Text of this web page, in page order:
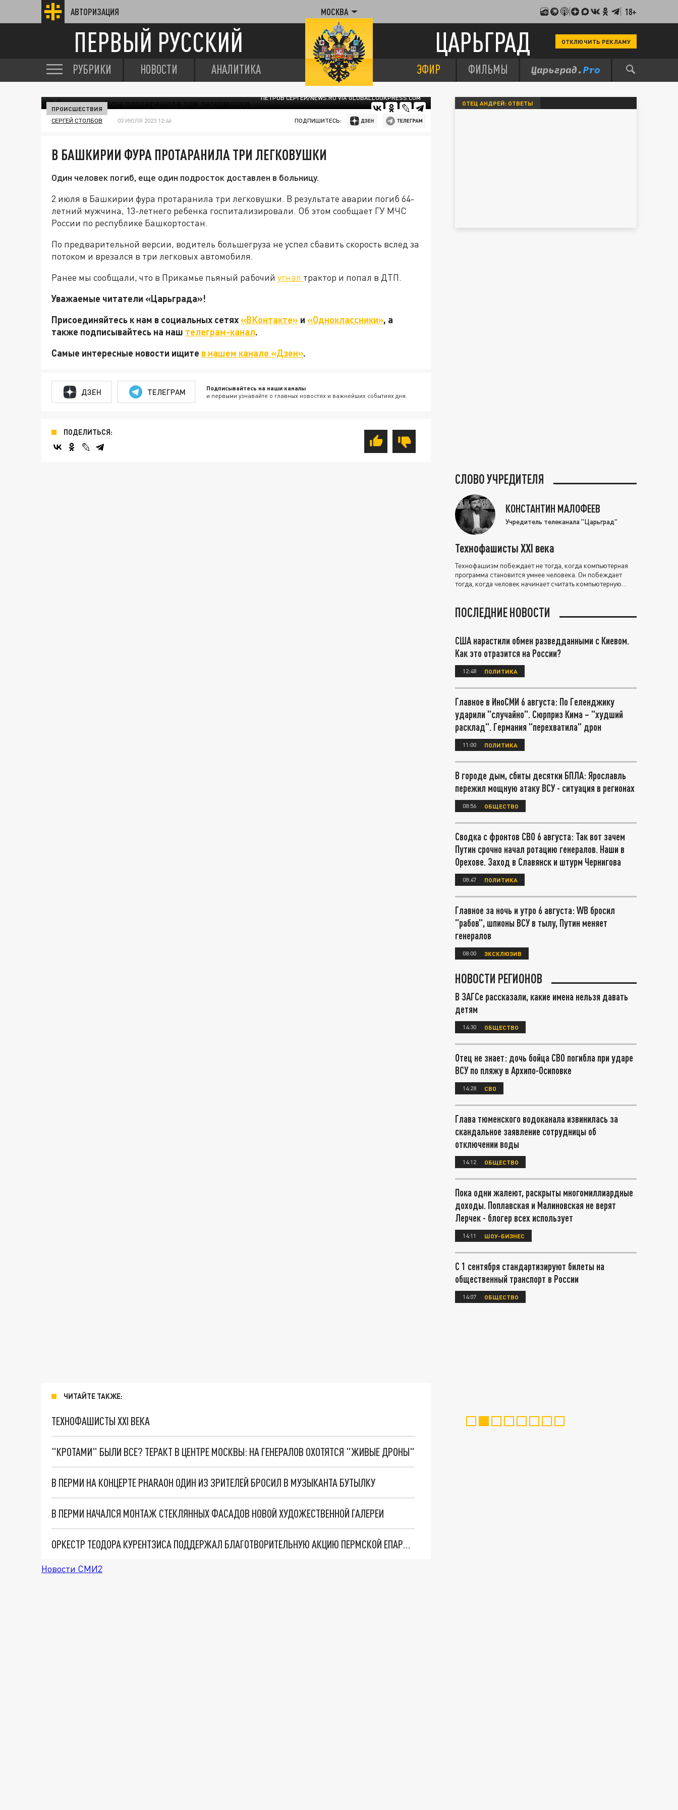
АВТОРИЗАЦИЯ МОСКВА 18+
ПЕРВЫЙ РУССКИЙ ЦАРЬГРАД ОТКЛЮЧИТЬ РЕКЛАМУ
РУБРИКИ НОВОСТИ АНАЛИТИКА ЭФИР ФИЛЬМЫ
ПЕТРОВ СЕРГЕЙ/NEWS.RU VIA GLOBALLOOKPRESS.COM
ПРОИСШЕСТВИЯ
СЕРГЕЙ СТОЛБОВ 03 ИЮЛЯ 2023 12:46 ПОДПИШИТЕСЬ:
В БАШКИРИИ ФУРА ПРОТАРАНИЛА ТРИ ЛЕГКОВУШКИ
Один человек погиб, еще один подросток доставлен в больницу.
2 июля в Башкирии фура протаранила три легковушки. В результате аварии погиб 64-
летний мужчина, 13-летнего ребенка госпитализировали. Об этом сообщает ГУ МЧС
России по республике Башкортостан.
По предварительной версии, водитель большегруза не успел сбавить скорость вслед за
потоком и врезался в три легковых автомобиля.
Ранее мы сообщали, что в Прикамье пьяный рабочий угнал трактор и попал в ДТП.
Уважаемые читатели «Царьграда»!
Присоединяйтесь к нам в социальных сетях«ВКонтакте» и «Одноклассники», а
также подписывайтесь на наш телеграм-канал.
Самые интересные новости ищите в нашем канале «Дзен».
ДЗЕН ТЕЛЕГРАМ Подписывайтесь на наши каналы
и первыми узнавайте о главных новостях и важнейших событиях дня.
ПОДЕЛИТЬСЯ:
ЧИТАЙТЕ ТАКЖЕ:
ТЕХНОФАШИСТЫ XXI ВЕКА
"КРОТАМИ" БЫЛИ ВСЕ? ТЕРАКТ В ЦЕНТРЕ МОСКВЫ: НА ГЕНЕРАЛОВ ОХОТЯТСЯ "ЖИВЫЕ ДРОНЫ"
В ПЕРМИ НА КОНЦЕРТЕ PHARAOH ОДИН ИЗ ЗРИТЕЛЕЙ БРОСИЛ В МУЗЫКАНТА БУТЫЛКУ
В ПЕРМИ НАЧАЛСЯ МОНТАЖ СТЕКЛЯННЫХ ФАСАДОВ НОВОЙ ХУДОЖЕСТВЕННОЙ ГАЛЕРЕИ
ОРКЕСТР ТЕОДОРА КУРЕНТЗИСА ПОДДЕРЖАЛ БЛАГОТВОРИТЕЛЬНУЮ АКЦИЮ ПЕРМСКОЙ ЕПАРХИИ
Новости СМИ2
ОТЕЦ АНДРЕЙ: ОТВЕТЫ
СЛОВО УЧРЕДИТЕЛЯ
КОНСТАНТИН МАЛОФЕЕВ
Учредитель телеканала "Царьград"
Технофашисты XXI века
Технофашизм побеждает не тогда, когда компьютерная
программа становится умнее человека. Он побеждает
тогда, когда человек начинает считать компьютерную
ПОСЛЕДНИЕ НОВОСТИ
США нарастили обмен разведданными с Киевом.
Как это отразится на России?
12:48 ПОЛИТИКА
Главное в ИноСМИ 6 августа: По Геленджику
ударили "случайно". Сюрприз Кима – "худший
расклад". Германия "перехватила" дрон
11:00 ПОЛИТИКА
В городе дым, сбиты десятки БПЛА: Ярославль
пережил мощную атаку ВСУ - ситуация в регионах
08:56 ОБЩЕСТВО
Сводка с фронтов СВО 6 августа: Так вот зачем
Путин срочно начал ротацию генералов. Наши в
Орехове. Заход в Славянск и штурм Чернигова
08:47 ПОЛИТИКА
Главное за ночь и утро 6 августа: WB бросил
"рабов", шпионы ВСУ в тылу, Путин меняет
генералов
08:00 ЭКСКЛЮЗИВ
НОВОСТИ РЕГИОНОВ
В ЗАГСе рассказали, какие имена нельзя давать
детям
14:30 ОБЩЕСТВО
Отец не знает: дочь бойца СВО погибла при ударе
ВСУ по пляжу в Архипо-Осиповке
14:28 СВО
Глава тюменского водоканала извинилась за
скандальное заявление сотрудницы об
отключении воды
14:12 ОБЩЕСТВО
Пока одни жалеют, раскрыты многомиллиардные
доходы. Поплавская и Малиновская не верят
Лерчек - блогер всех использует
14:11 ШОУ-БИЗНЕС
С 1 сентября стандартизируют билеты на
общественный транспорт в России
14:07 ОБЩЕСТВО